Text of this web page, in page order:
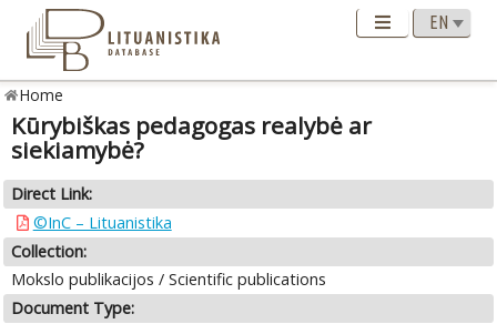
Home
Kūrybiškas pedagogas realybė ar
siekiamybė?
Direct Link:
©InC – Lituanistika
Collection:
Mokslo publikacijos / Scientific publications
Document Type: